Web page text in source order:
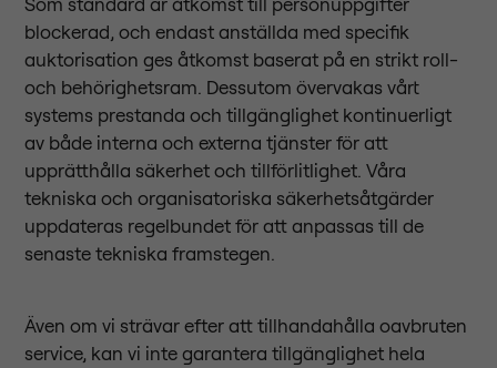
blockerad, och endast anställda med specifik
auktorisation ges åtkomst baserat på en strikt roll-
och behörighetsram. Dessutom övervakas vårt
systems prestanda och tillgänglighet kontinuerligt
av både interna och externa tjänster för att
upprätthålla säkerhet och tillförlitlighet. Våra
tekniska och organisatoriska säkerhetsåtgärder
uppdateras regelbundet för att anpassas till de
senaste tekniska framstegen.
Även om vi strävar efter att tillhandahålla oavbruten
service, kan vi inte garantera tillgänglighet hela